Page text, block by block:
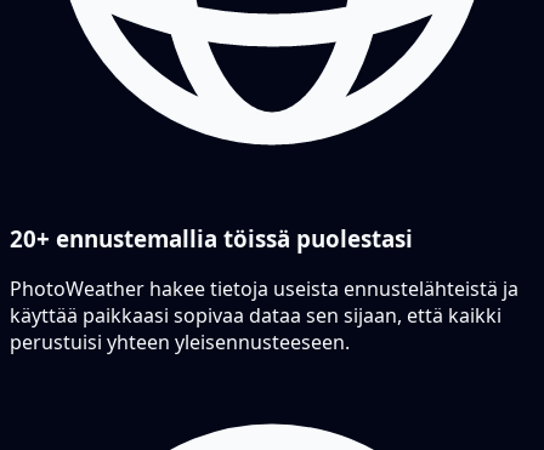
20+ ennustemallia töissä puolestasi
PhotoWeather hakee tietoja useista ennustelähteistä ja
käyttää paikkaasi sopivaa dataa sen sijaan, että kaikki
perustuisi yhteen yleisennusteeseen.